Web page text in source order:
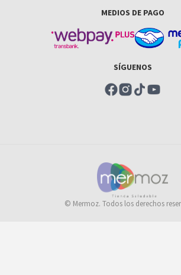
MEDIOS DE PAGO
SÍGUENOS
© Mermoz. Todos los derechos